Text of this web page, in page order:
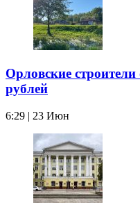
Орловские
рублей
6:29 | 23 Июн